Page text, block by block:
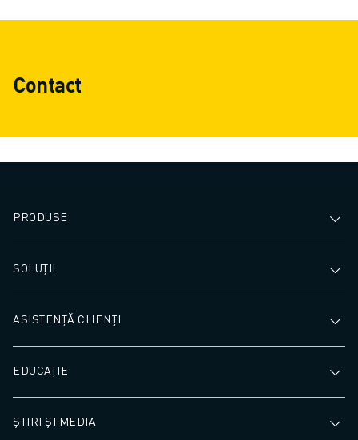
Contact
PRODUSE
SOLUȚII
ASISTENȚĂ CLIENȚI
EDUCAȚIE
ȘTIRI ȘI MEDIA